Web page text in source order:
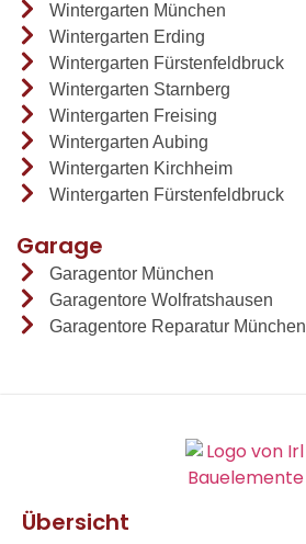
Wintergarten München
Wintergarten Erding
Wintergarten Fürstenfeldbruck
Wintergarten Starnberg
Wintergarten Freising
Wintergarten Aubing
Wintergarten Kirchheim
Wintergarten Fürstenfeldbruck
Garage
Garagentor München
Garagentore Wolfratshausen
Garagentore Reparatur München
Übersicht